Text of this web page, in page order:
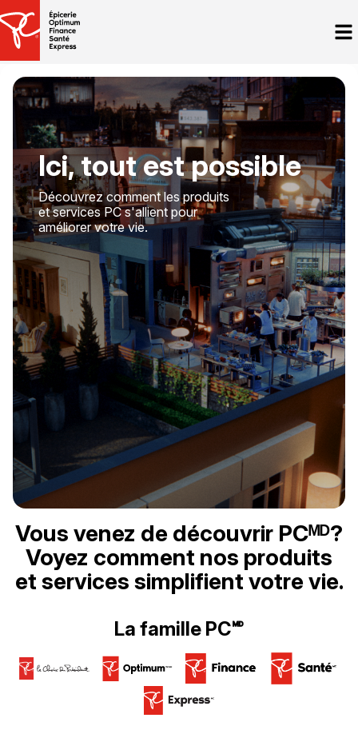
Ici, tout est possible
Découvrez comment les produits
et services PC s'allient pour
améliorer votre vie.
Vous venez de découvrir PCᴹᴰ?
Voyez comment nos produits
et services simplifient votre vie.
La famille PC🅫